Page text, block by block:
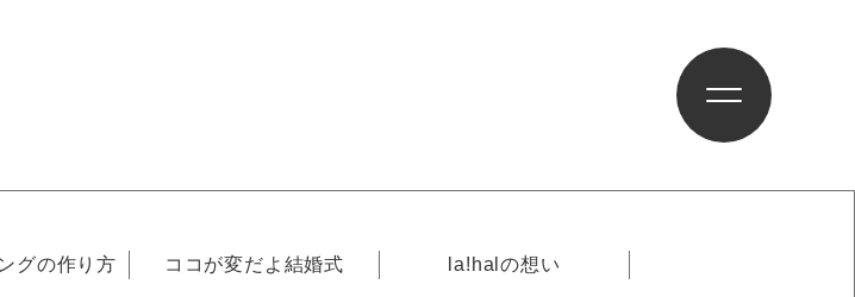
グの作り方 ココが変だよ結婚式 la!halの想い